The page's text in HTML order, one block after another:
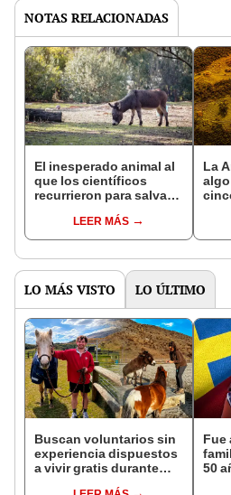
NOTAS RELACIONADAS
El inesperado animal al
que los científicos
recurrieron para salvar
reintroducción de un
asno salvaje está
en un paisaje con más
vida
LEER MÁS
La
LO MÁS VISTO LO ÚLTIMO
Buscan voluntarios sin
experiencia dispuestos
a vivir gratis durante
Fue
50